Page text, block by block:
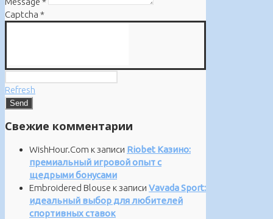
Captcha *
Refresh
Свежие комментарии
WishHour.Com к записи Riobet Казино:
премиальный игровой опыт с
щедрыми бонусами
Embroidered Blouse к записи Vavada Sport:
идеальный выбор для любителей
спортивных ставок